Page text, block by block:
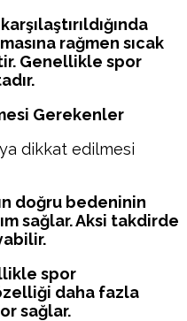
rağmen sıcak
Genellikle spor
Gerekenler
dikkat edilmesi
doğru bedeninin
sağlar. Aksi takdirde
spor
daha fazla
sağlar.